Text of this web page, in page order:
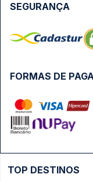
FORMAS DE
SEGURANÇA
TOP DESTINOS